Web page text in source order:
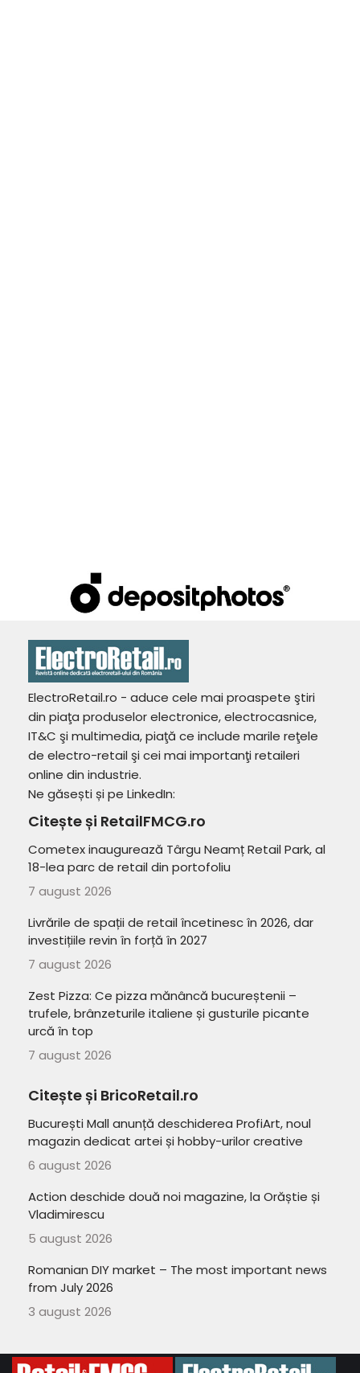
ElectroRetail.ro - aduce cele mai proaspete ştiri
din piaţa produselor electronice, electrocasnice,
IT&C şi multimedia, piaţă ce include marile reţele
de electro-retail şi cei mai importanţi retaileri
online din industrie.
Ne găsești și pe LinkedIn:
Citește și RetailFMCG.ro
Cometex inaugurează Târgu Neamț Retail Park, al
18-lea parc de retail din portofoliu
7 august 2026
Livrările de spații de retail încetinesc în 2026, dar
investițiile revin în forță în 2027
7 august 2026
Zest Pizza: Ce pizza mănâncă bucureștenii –
trufele, brânzeturile italiene și gusturile picante
urcă în top
7 august 2026
Citește și BricoRetail.ro
București Mall anunță deschiderea ProfiArt, noul
magazin dedicat artei și hobby-urilor creative
6 august 2026
Action deschide două noi magazine, la Orăștie și
Vladimirescu
5 august 2026
Romanian DIY market – The most important news
from July 2026
3 august 2026